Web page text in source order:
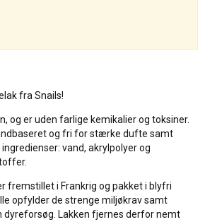
fra Snails!
og er uden farlige kemikalier og toksiner.
og fri for stærke dufte samt
vand, akrylpolyer og
fremstillet i Frankrig og pakket i blyfri
opfylder de strenge miljøkrav samt
dyreforsøg. Lakken fjernes derfor nemt